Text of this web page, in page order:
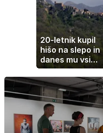
20-letnik kupil
hišo na slepo in
danes mu vsi
zavidajo